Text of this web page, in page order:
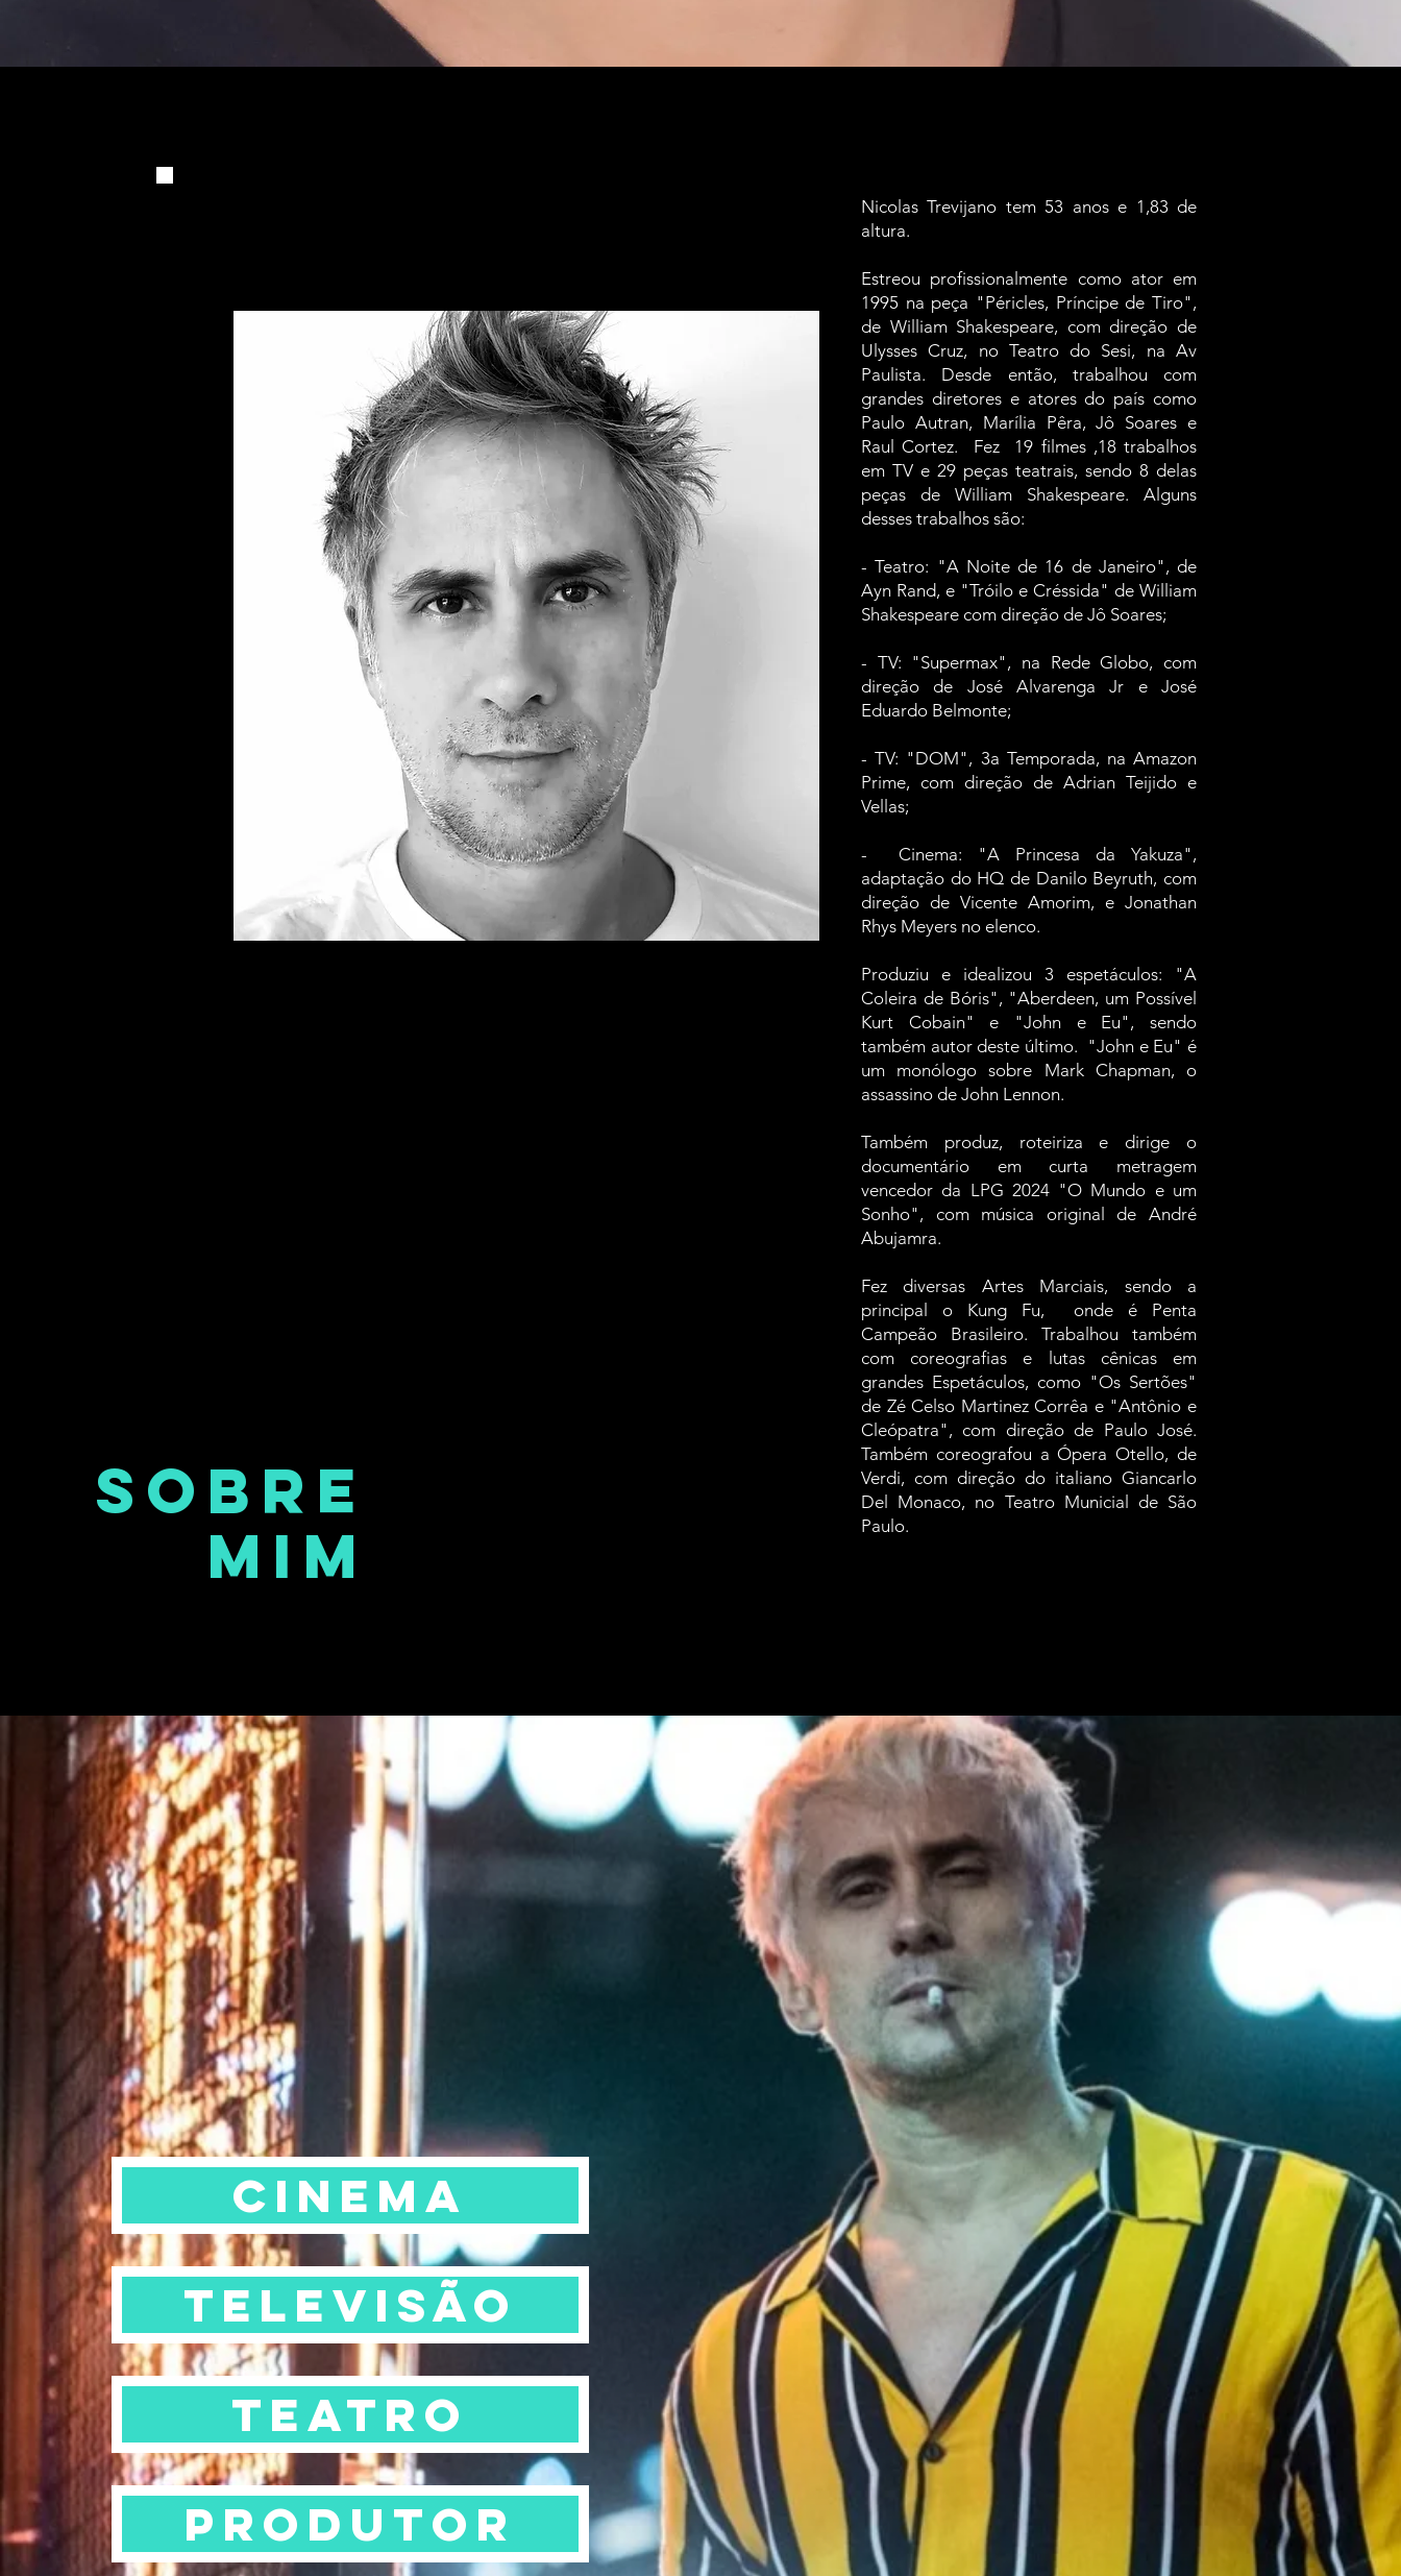
cinema
Televisão
teatro
Produtor
Sobre
mim
Nicolas Trevijano tem53 anos e 1,83 de
altura.
Estreou profissionalmente como ator em
1995 na peça "Péricles, Príncipe de Tiro",
de William Shakespeare, com direção de
Ulysses Cruz, no Teatro do Sesi, na Av
Paulista. Desde então, trabalhou com
grandes diretores e atores do país como
Paulo Autran, Marília Pêra, Jô Soares e
Raul Cortez. Fez 19 filmes ,18 trabalhos
em TV e 29 peças teatrais, sendo 8 delas
peças de William Shakespeare. Alguns
desses trabalhos são:
- Teatro: "A Noite de 16 de Janeiro", de
Ayn Rand, e "Tróilo e Créssida" de William
Shakespeare com direção de Jô Soares;
- TV: "Supermax", na Rede Globo, com
direção de José Alvarenga Jr e José
Eduardo Belmonte;
- TV: "DOM", 3a Temporada, na Amazon
Prime, com direção de Adrian Teijido e
Vellas;
- Cinema: "A Princesa da Yakuza",
adaptação do HQ de Danilo Beyruth, com
direção de Vicente Amorim, e Jonathan
Rhys Meyers no elenco.
Produziu e idealizou 3 espetáculos: "A
Coleira de Bóris", "Aberdeen, um Possível
Kurt Cobain" e "John e Eu", sendo
também autor deste último. "John e Eu" é
um monólogo sobre Mark Chapman, o
assassino de John Lennon.
Também produz, roteiriza e dirige o
documentário em curta metragem
vencedor da LPG 2024 "O Mundo e um
Sonho", com música original de André
Abujamra.
Fez diversas Artes Marciais, sendo a
principal o Kung Fu, onde é Penta
Campeão Brasileiro. Trabalhou também
com coreografias e lutas cênicas em
grandes Espetáculos, como "Os Sertões"
de Zé Celso Martinez Corrêa e "Antônio e
Cleópatra", com direção de Paulo José.
Também coreografou a Ópera Otello, de
Verdi, com direção do italiano Giancarlo
Del Monaco, no Teatro Municial de São
Paulo.